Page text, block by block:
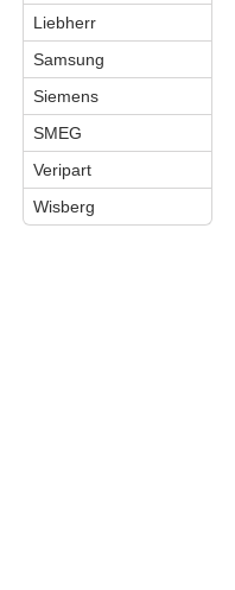
Liebherr
Samsung
Siemens
SMEG
Veripart
Wisberg